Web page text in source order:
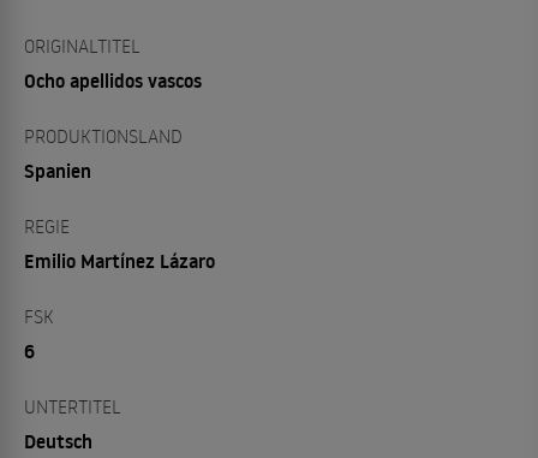
ORIGINALTITEL
Ocho apellidos vascos
PRODUKTIONSLAND
Spanien
REGIE
Emilio Martínez Lázaro
FSK
6
UNTERTITEL
Deutsch